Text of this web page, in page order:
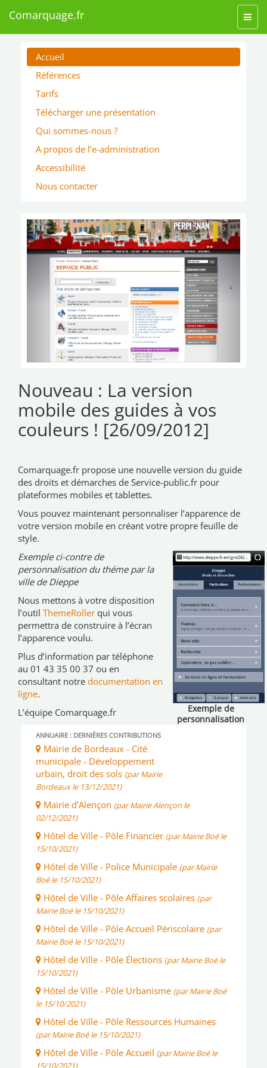
Comarquage.fr
Accueil
Références
Tarifs
Télécharger une présentation
Qui sommes-nous ?
A propos de l’e-administration
Accessibilité
Nous contacter
‹ ›
Nouveau : La version
mobile des guides à vos
couleurs ! [26/09/2012]
Comarquage.fr propose une nouvelle version du guide
des droits et démarches de Service-public.fr pour
plateformes mobiles et tablettes.
Vous pouvez maintenant personnaliser l’apparence de
votre version mobile en créant votre propre feuille de
style.
Exemple de
personnalisation
Exemple ci-contre de
personnalisation du théme par la
ville de Dieppe
Nous mettons à votre disposition
l’outil ThemeRoller qui vous
permettra de construire à l’écran
l’apparence voulu.
Plus d’information par téléphone
au 01 43 35 00 37 ou en
consultant notre documentation en
ligne.
L’équipe Comarquage.fr
ANNUAIRE : DERNIÈRES CONTRIBUTIONS
Mairie de Bordeaux - Cité
municipale - Développement
urbain, droit des sols (par Mairie
Bordeaux le 13/12/2021)
Mairie d'Alençon (par Mairie Alençon le
02/12/2021)
Hôtel de Ville - Pôle Financier (par Mairie Boé le
15/10/2021)
Hôtel de Ville - Police Municipale (par Mairie
Boé le 15/10/2021)
Hôtel de Ville - Pôle Affaires scolaires (par
Mairie Boé le 15/10/2021)
Hôtel de Ville - Pôle Accueil Périscolaire (par
Mairie Boé le 15/10/2021)
Hôtel de Ville - Pôle Élections (par Mairie Boé le
15/10/2021)
Hôtel de Ville - Pôle Urbanisme (par Mairie Boé
le 15/10/2021)
Hôtel de Ville - Pôle Ressources Humaines
(par Mairie Boé le 15/10/2021)
Hôtel de Ville - Pôle Accueil (par Mairie Boé le
15/10/2021)